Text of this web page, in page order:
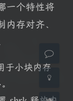
Serif Serif
灰度
一个特性将
存对齐、
于小块内存